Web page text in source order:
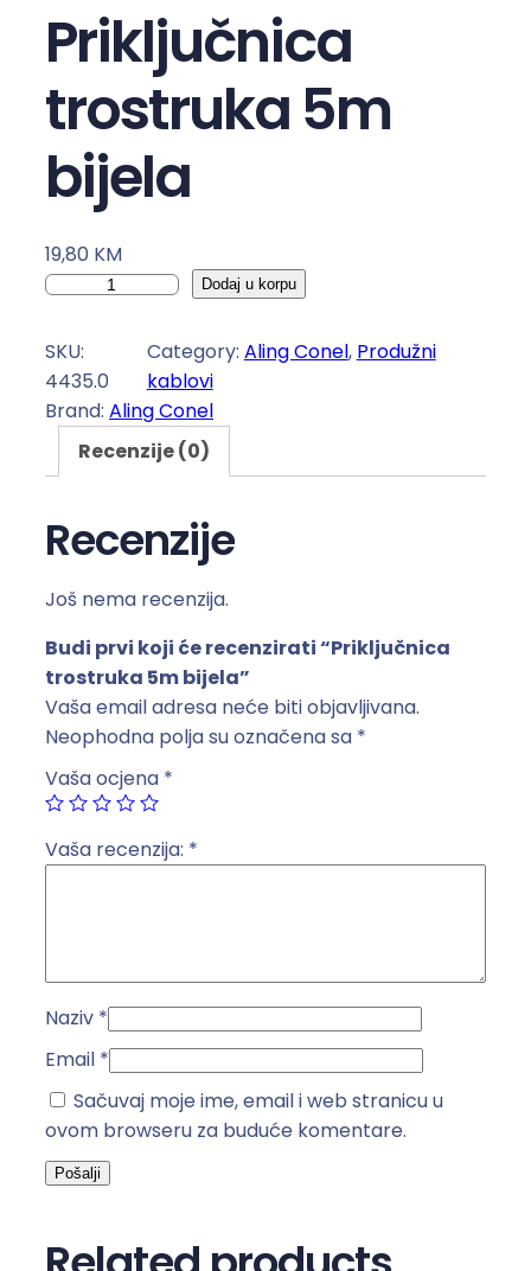
Priključnica
trostruka 5m
bijela
19,80 KM
P
i
k
l
n
a
t
r
o
s
r
u
k
j
e
a
k
o
č
Dodaj u korpu
SKU:
4435.0
Category: Aling Conel, Produžni
kablovi
Brand: Aling Conel
Recenzije (0)
Recenzije
Još nema recenzija.
Budi prvi koji će recenzirati “Priključnica
trostruka 5m bijela”
Vaša email adresa neće biti objavljivana.
Neophodna polja su označena sa *
Vaša ocjena *
Vaša recenzija: *
Naziv *
Email *
Sačuvaj moje ime, email i web stranicu u
ovom browseru za buduće komentare.